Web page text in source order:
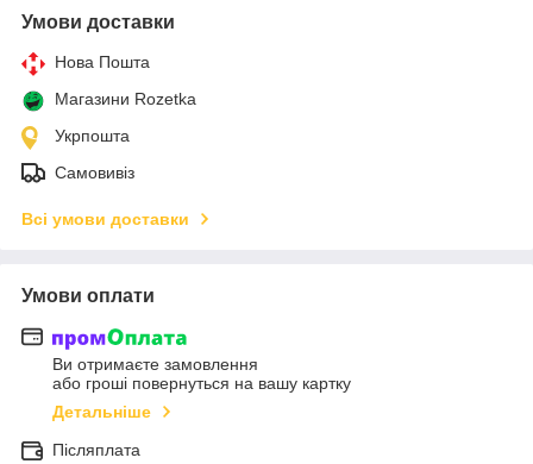
Умови доставки
Нова Пошта
Магазини Rozetka
Укрпошта
Самовивіз
Всі умови доставки
Умови оплати
Ви отримаєте замовлення
або гроші повернуться на вашу картку
Детальніше
Післяплата